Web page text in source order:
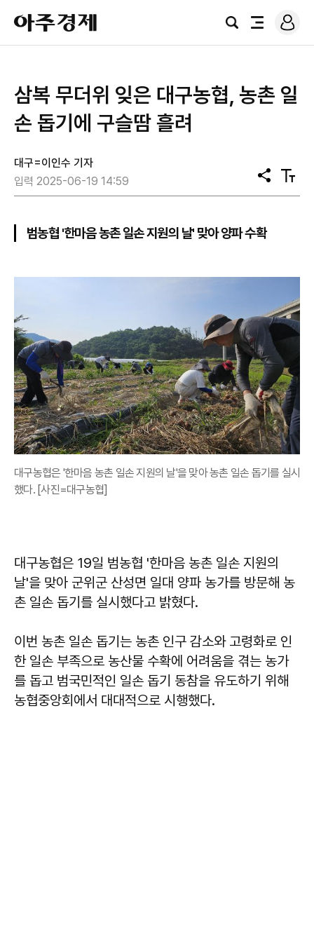
아
주
경
검
전
로
그
삼복 무더위 잊은 대구농협, 농촌 일
손 돕기에 구슬땀 흘려
대구=이인수 기자
입력 2025-06-19 14:59
공
유
텍
스
범농협 '한마음 농촌 일손 지원의 날' 맞아 양파 수확
대구농협은 '한마음 농촌 일손 지원의 날'을 맞아 농촌 일손 돕기를 실시
했다. [사진=대구농협]
대구농협은 19일 범농협 '한마음 농촌 일손 지원의
날'을 맞아 군위군 산성면 일대 양파 농가를 방문해 농
촌 일손 돕기를 실시했다고 밝혔다.
이번 농촌 일손 돕기는 농촌 인구 감소와 고령화로 인
한 일손 부족으로 농산물 수확에 어려움을 겪는 농가
를 돕고 범국민적인 일손 돕기 동참을 유도하기 위해
농협중앙회에서 대대적으로 시행했다.